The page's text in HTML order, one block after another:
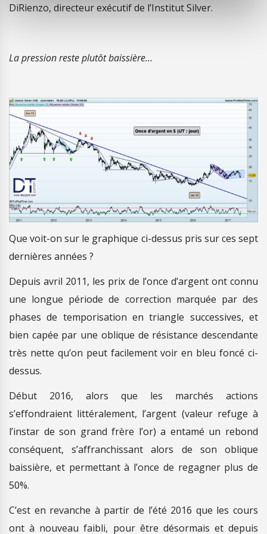
DiRienzo, directeur exécutif de l’Institut Silver.
La pression reste plutôt baissière…
Que voit-on sur le graphique ci-dessus pris sur ces sept
dernières années ?
Depuis avril 2011, les prix de l’once d’argent ont connu
une longue période de correction marquée par des
phases de temporisation en triangle successives, et
bien capée par une oblique de résistance descendante
très nette qu’on peut facilement voir en bleu foncé ci-
dessus.
Début 2016, alors que les marchés actions
s’effondraient littéralement, l’argent (valeur refuge à
l’instar de son grand frère l’or) a entamé un rebond
conséquent, s’affranchissant alors de son oblique
baissière, et permettant à l’once de regagner plus de
50%.
C’est en revanche à partir de l’été 2016 que les cours
ont à nouveau faibli, pour être désormais et depuis